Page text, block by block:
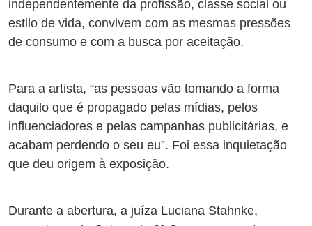
independentemente da profissão, classe social ou
estilo de vida, convivem com as mesmas pressões
de consumo e com a busca por aceitação.
Para a artista, “as pessoas vão tomando a forma
daquilo que é propagado pelas mídias, pelos
influenciadores e pelas campanhas publicitárias, e
acabam perdendo o seu eu”. Foi essa inquietação
que deu origem à exposição.
Durante a abertura, a juíza Luciana Stahnke,